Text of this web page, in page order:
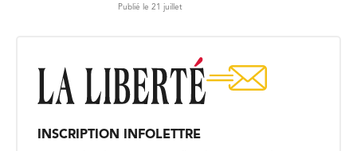
Publié le 21 juillet
INSCRIPTION INFOLETTRE